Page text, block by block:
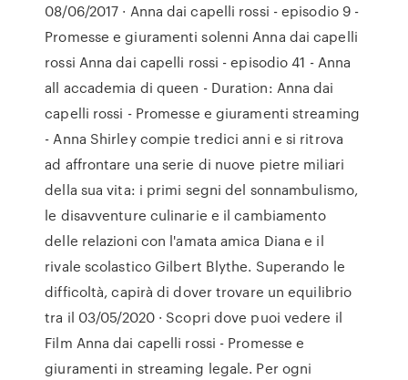
08/06/2017 · Anna dai capelli rossi - episodio 9 -
Promesse e giuramenti solenni Anna dai capelli
rossi Anna dai capelli rossi - episodio 41 - Anna
all accademia di queen - Duration: Anna dai
capelli rossi - Promesse e giuramenti streaming
- Anna Shirley compie tredici anni e si ritrova
ad affrontare una serie di nuove pietre miliari
della sua vita: i primi segni del sonnambulismo,
le disavventure culinarie e il cambiamento
delle relazioni con l'amata amica Diana e il
rivale scolastico Gilbert Blythe. Superando le
difficoltà, capirà di dover trovare un equilibrio
tra il 03/05/2020 · Scopri dove puoi vedere il
Film Anna dai capelli rossi - Promesse e
giuramenti in streaming legale. Per ogni